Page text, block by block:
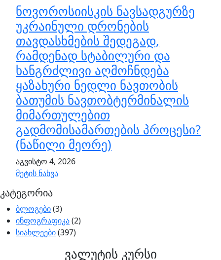
ნოვოროსიისკის ნავსადგურზე
უკრაინული დრონების
თავდასხმების შედეგად,
რამდენად სტაბილური და
ხანგრძლივი აღმოჩნდება
ყაზახური ნედლი ნავთობის
ბათუმის ნავთობტერმინალის
მიმართულებით
გადმომისამართების პროცესი?
(ნაწილი მეორე)
აგვისტო 4, 2026
მეტის ნახვა
კატეგორია
ბლოგები(3)
ინფოგრაფიკა(2)
სიახლეები(397)
ვალუტის კურსი